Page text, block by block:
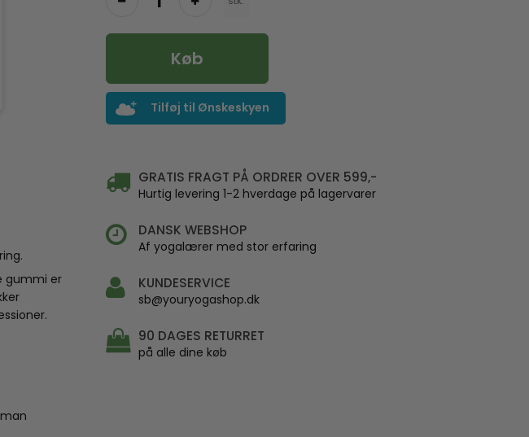
gummi er
Køb
Tilføj til Ønskeskyen
GRATIS FRAGT PÅ ORDRER OVER 599,-
Hurtig levering 1-2 hverdage på lagervarer
DANSK WEBSHOP
Af yogalærer med stor erfaring
KUNDESERVICE
sb@youryogashop.dk
90 DAGES RETURRET
på alle dine køb